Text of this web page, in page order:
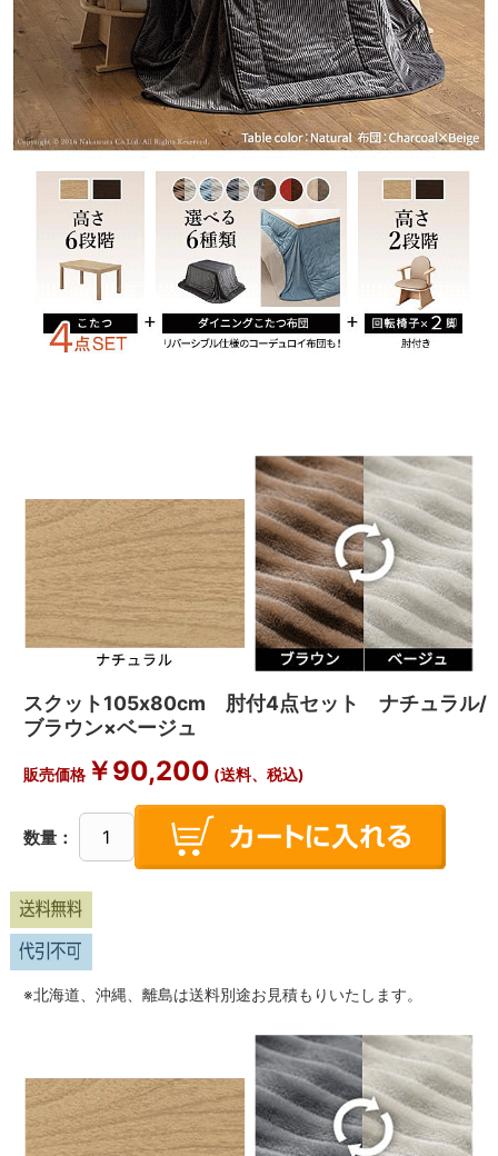
スクット105x80cm 肘付4点セット ナチュラル/
ブラウン×ベージュ
販売価格￥90,200 (送料、税込)
数量：
※北海道、沖縄、離島は送料別途お見積もりいたします。